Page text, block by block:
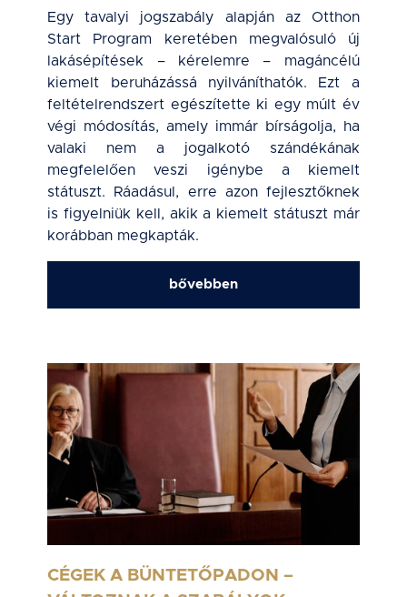
Egy tavalyi jogszabály alapján az Otthon
Start Program keretében megvalósuló új
lakásépítések – kérelemre – magáncélú
kiemelt beruházássá nyilváníthatók. Ezt a
feltételrendszert egészítette ki egy múlt év
végi módosítás, amely immár bírságolja, ha
valaki nem a jogalkotó szándékának
megfelelően veszi igénybe a kiemelt
státuszt. Ráadásul, erre azon fejlesztőknek
is figyelniük kell, akik a kiemelt státuszt már
korábban megkapták.
bővebben
CÉGEK A BÜNTETŐPADON –